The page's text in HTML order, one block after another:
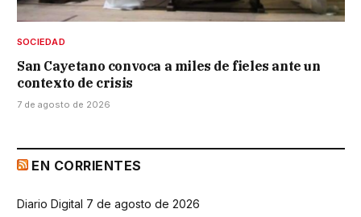
SOCIEDAD
San Cayetano convoca a miles de fieles ante un
contexto de crisis
7 de agosto de 2026
EN CORRIENTES
Diario Digital 7 de agosto de 2026